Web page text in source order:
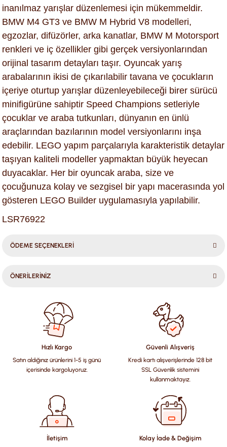
inanılmaz yarışlar düzenlemesi için mükemmeldir.
BMW M4 GT3 ve BMW M Hybrid V8 modelleri,
egzozlar, difüzörler, arka kanatlar, BMW M Motorsport
renkleri ve iç özellikler gibi gerçek versiyonlarından
orijinal tasarım detayları taşır. Oyuncak yarış
arabalarının ikisi de çıkarılabilir tavana ve çocukların
içeriye oturtup yarışlar düzenleyebileceği birer sürücü
minifigürüne sahiptir Speed Champions setleriyle
çocuklar ve araba tutkunları, dünyanın en ünlü
araçlarından bazılarının model versiyonlarını inşa
edebilir. LEGO yapım parçalarıyla karakteristik detaylar
taşıyan kaliteli modeller yapmaktan büyük heyecan
duyacaklar. Her bir oyuncak araba, size ve
çocuğunuza kolay ve sezgisel bir yapı macerasında yol
gösteren LEGO Builder uygulamasıyla yapılabilir.
LSR76922
ÖDEME SEÇENEKLERİ
ÖNERİLERİNİZ
konularda yetersiz gördüğünüz noktaları öneri formunu
kullanarak tarafımıza iletebilirsiniz.
Görüş ve önerileriniz için teşekkür ederiz.
Ürün resmi kalitesiz, bozuk veya görüntülenemiyor.
Ürün açıklamasında eksik bilgiler bulunuyor.
Ürün bilgilerinde hatalar bulunuyor.
Ürün fiyatı diğer sitelerden daha pahalı.
Bu ürüne benzer farklı alternatifler olmalı.
Hızlı Kargo
Satın aldığınız ürünlerini 1-5 iş günü
içerisinde kargoluyoruz.
Güvenli Alışveriş
Kredi kartı alışverişlerinde 128 bit
SSL Güvenlik sistemini
kullanmaktayız.
İletişim Kolay İade & Değişim